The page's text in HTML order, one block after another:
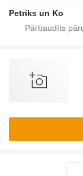
Petriks un Ko